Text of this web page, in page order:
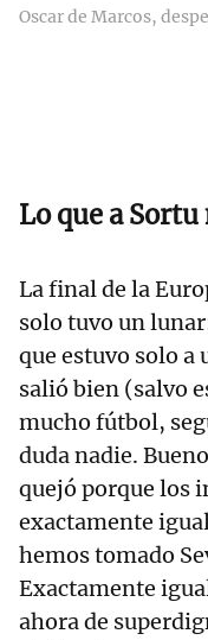
Oscar de Marcos,
Lo que a
La final de la
solo tuvo un
que estuvo solo a
salió bien (salvo
mucho fútbol,
duda nadie.
quejó porque los
exactamente
hemos tomado
Exactamente
ahora de